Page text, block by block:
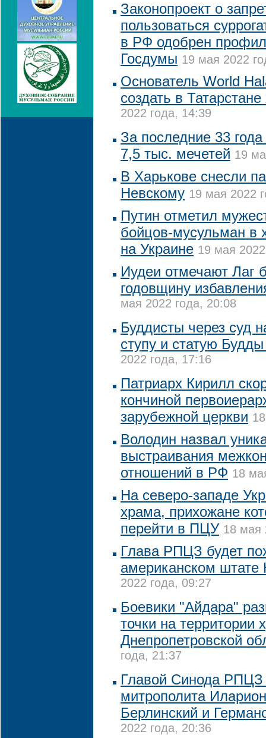
Законопроект о
пользоваться
в РФ одобрен
Госдумы 19 мая 2022
Основатель World
создать в
2022 года, 14:39
За последние 33
7,5 тыс. мечетей 19
В Харькове снесли
Невскому 19 мая 2022
Путин отметил
бойцов-мусульман в
на Украине 19 мая
Иудеи отмечают Лаг
годовщину
мая 2022 года, 20:08
Буддисты через суд
ступу и статую
2022 года, 17:16
Патриарх Кирилл
кончиной
зарубежной церкви
Володин назвал
выстраивания
отношений в РФ 18
На северо-западе
храма, прихожане
перейти в ПЦУ 18 мая
Глава РПЦЗ будет
американском
2022 года, 09:27
Боевики "Айдара"
точки на территории
Днепропетровской
года, 21:37
Главой Синода РПЦЗ
митрополита
Берлинский и
2022 года, 20:36